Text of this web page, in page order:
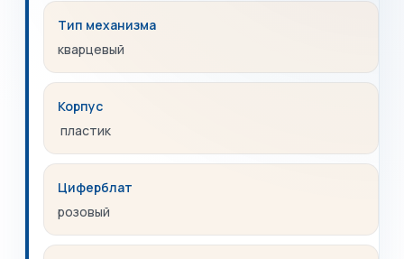
Тип механизма
кварцевый
Корпус
пластик
Циферблат
розовый